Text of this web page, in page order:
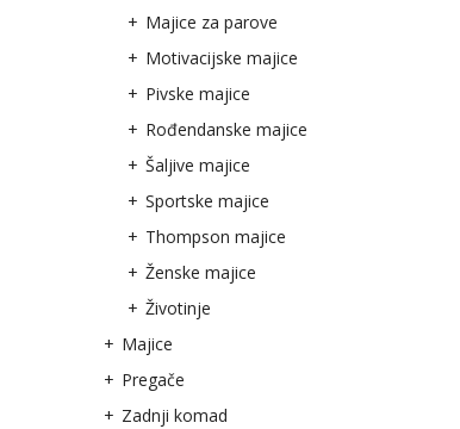
Majice za parove
Motivacijske majice
Pivske majice
Rođendanske majice
Šaljive majice
Sportske majice
Thompson majice
Ženske majice
Životinje
Majice
Pregače
Zadnji komad